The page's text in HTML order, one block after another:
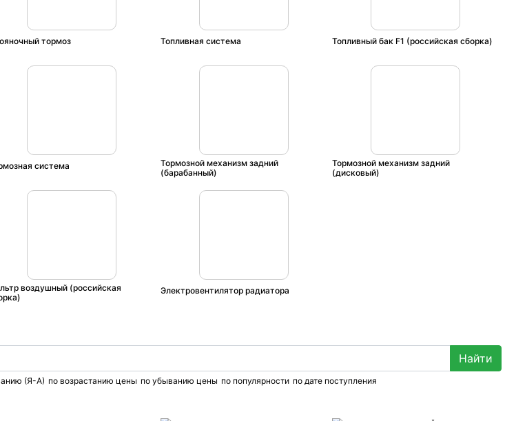
тормоз Топливная система Топливный бак F1 (российская сборка)
система
Тормозной механизм задний
(барабанный)
Тормозной механизм задний
(дисковый)
воздушный (российская
Электровентилятор радиатора
(Я-А) по возрастанию цены по убыванию цены по популярности по дате поступления